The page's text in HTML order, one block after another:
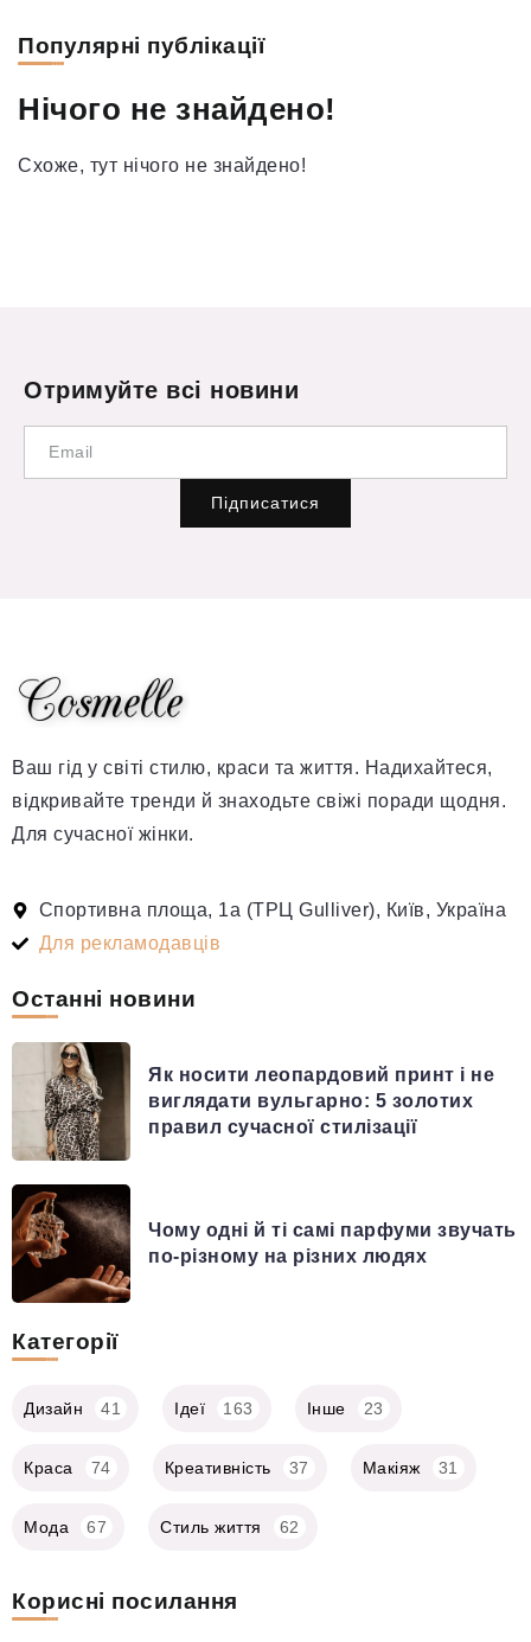
Популярні публікації
Нічого не знайдено!
Схоже, тут нічого не знайдено!
Отримуйте всі новини
Підписатися
Ваш гід у світі стилю, краси та життя. Надихайтеся,
відкривайте тренди й знаходьте свіжі поради щодня.
Для сучасної жінки.
Спортивна площа, 1а (ТРЦ Gulliver), Київ, Україна
Для рекламодавців
Останні новини
Як носити леопардовий принт і не
виглядати вульгарно: 5 золотих
правил сучасної стилізації
Чому одні й ті самі парфуми звучать
по-різному на різних людях
Категорії
Дизайн 41 Ідеї 163 Інше 23
Краса 74 Креативність 37 Макіяж 31
Мода 67 Стиль життя 62
Корисні посилання